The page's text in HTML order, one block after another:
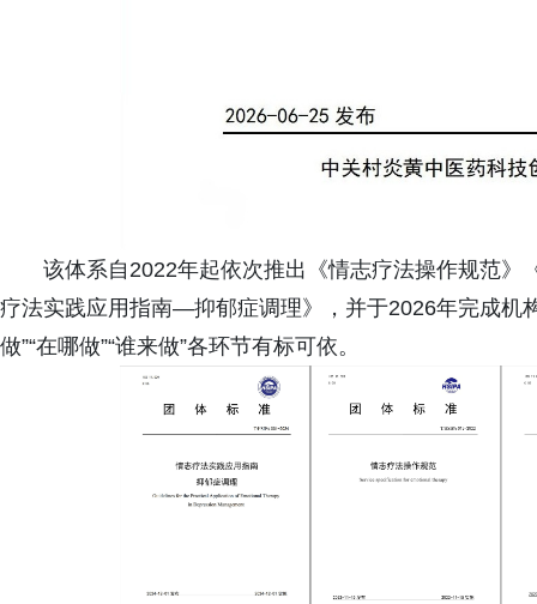
该体系自2022年起依次推出《情志疗法操作规范
疗法实践应用指南—抑郁症调理》，并于2026年完成机
做”“在哪做”“谁来做”各环节有标可依。